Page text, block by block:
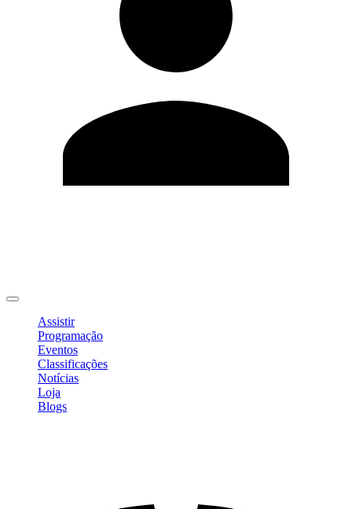
Assistir
Programação
Eventos
Classificações
Notícias
Loja
Blogs